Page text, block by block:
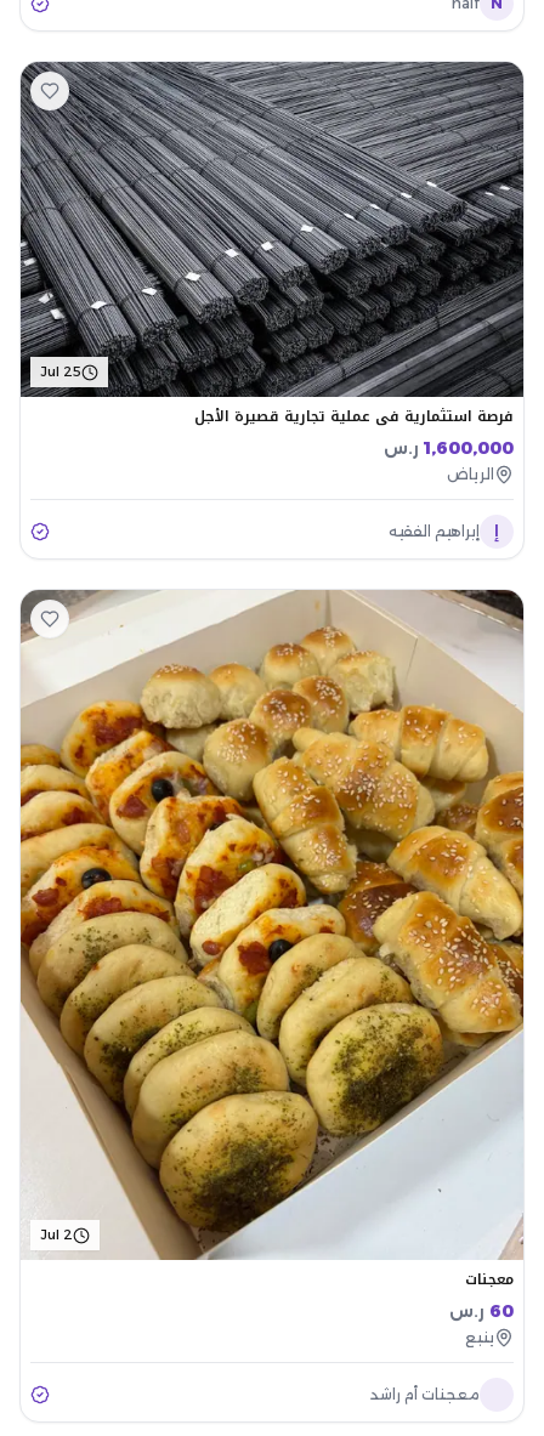
Jul 25
فرصة استثمارية في عملية تجارية قصيرة الأجل
1,600,000 ر.س
الرياض
إبراهيم الفقيه
Jul 2
معجنات
60 ر.س
ينبع
‏معجنات أم راشد